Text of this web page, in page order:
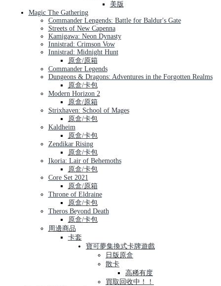
美版
Magic The Gathering
Commander Lengends: Battle for Baldur's Gate
Streets of New Capenna
Kamigawa: Neon Dynasty
Innistrad: Crimson Vow
Innistrad: Midnight Hunt
原盒/原箱
Commander Legends
Dungeons & Dragons: Adventures in the Forgotten Realms
原盒/卡包
Modern Horizon 2
原盒/原箱
Strixhaven: School of Mages
原盒/卡包
Kaldheim
原盒/卡包
Zendikar Rising
原盒/卡包
Ikoria: Lair of Behemoths
原盒/卡包
Core Set 2021
原盒/原箱
Throne of Eldraine
原盒/卡包
Theros Beyond Death
原盒/卡包
周邊商品
卡套
寶可夢集換式卡牌遊戲
日版原盒
散卡
高稀有度
買取回收中！！